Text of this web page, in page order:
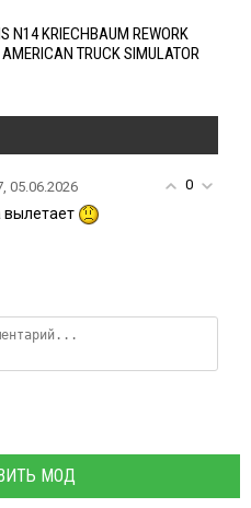
KRIECHBAUM REWORK
TRUCK SIMULATOR
0
05.06.2026
вылетает
МОД